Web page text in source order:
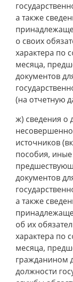
а также
о своих
характера по
месяца,
документов
(на отчетную
ж) сведения о
источников
пособия,
документов
а также
об их
характера по
месяца,
гражданином
должности